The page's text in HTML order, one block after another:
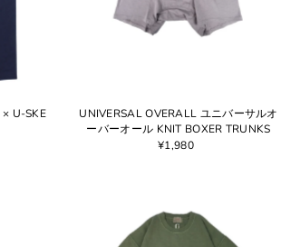
価格の高い順
× U-SKE
UNIVERSAL OVERALL ユニバーサルオ
ーバーオール KNIT BOXER TRUNKS
¥1,980